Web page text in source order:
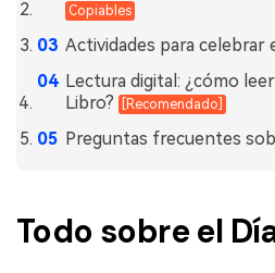
Copiables
Actividades para celebrar
Lectura digital: ¿cómo
Libro?
[Recomendado]
Preguntas frecuentes
Todo sobre el